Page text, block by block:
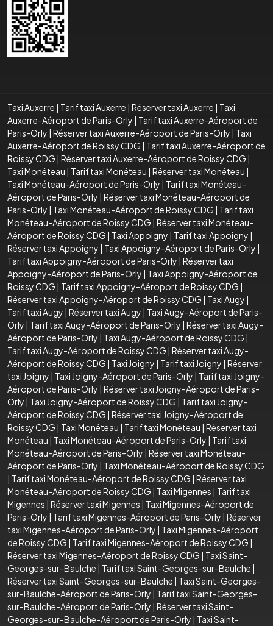
Taxi Auxerre | Tarif taxi Auxerre | Réserver taxi Auxerre | Taxi
Auxerre-Aéroport de Paris-Orly | Tarif taxi Auxerre-Aéroport de
Paris-Orly | Réserver taxi Auxerre-Aéroport de Paris-Orly | Taxi
Auxerre-Aéroport de Roissy CDG | Tarif taxi Auxerre-Aéroport de
Roissy CDG | Réserver taxi Auxerre-Aéroport de Roissy CDG |
Taxi Monéteau | Tarif taxi Monéteau | Réserver taxi Monéteau |
Taxi Monéteau-Aéroport de Paris-Orly | Tarif taxi Monéteau-
Aéroport de Paris-Orly | Réserver taxi Monéteau-Aéroport de
Paris-Orly | Taxi Monéteau-Aéroport de Roissy CDG | Tarif taxi
Monéteau-Aéroport de Roissy CDG | Réserver taxi Monéteau-
Aéroport de Roissy CDG | Taxi Appoigny | Tarif taxi Appoigny |
Réserver taxi Appoigny | Taxi Appoigny-Aéroport de Paris-Orly |
Tarif taxi Appoigny-Aéroport de Paris-Orly | Réserver taxi
Appoigny-Aéroport de Paris-Orly | Taxi Appoigny-Aéroport de
Roissy CDG | Tarif taxi Appoigny-Aéroport de Roissy CDG |
Réserver taxi Appoigny-Aéroport de Roissy CDG | Taxi Augy |
Tarif taxi Augy | Réserver taxi Augy | Taxi Augy-Aéroport de Paris-
Orly | Tarif taxi Augy-Aéroport de Paris-Orly | Réserver taxi Augy-
Aéroport de Paris-Orly | Taxi Augy-Aéroport de Roissy CDG |
Tarif taxi Augy-Aéroport de Roissy CDG | Réserver taxi Augy-
Aéroport de Roissy CDG | Taxi Joigny | Tarif taxi Joigny | Réserver
taxi Joigny | Taxi Joigny-Aéroport de Paris-Orly | Tarif taxi Joigny-
Aéroport de Paris-Orly | Réserver taxi Joigny-Aéroport de Paris-
Orly | Taxi Joigny-Aéroport de Roissy CDG | Tarif taxi Joigny-
Aéroport de Roissy CDG | Réserver taxi Joigny-Aéroport de
Roissy CDG | Taxi Monéteau | Tarif taxi Monéteau | Réserver taxi
Monéteau | Taxi Monéteau-Aéroport de Paris-Orly | Tarif taxi
Monéteau-Aéroport de Paris-Orly | Réserver taxi Monéteau-
Aéroport de Paris-Orly | Taxi Monéteau-Aéroport de Roissy CDG
| Tarif taxi Monéteau-Aéroport de Roissy CDG | Réserver taxi
Monéteau-Aéroport de Roissy CDG | Taxi Migennes | Tarif taxi
Migennes | Réserver taxi Migennes | Taxi Migennes-Aéroport de
Paris-Orly | Tarif taxi Migennes-Aéroport de Paris-Orly | Réserver
taxi Migennes-Aéroport de Paris-Orly | Taxi Migennes-Aéroport
de Roissy CDG | Tarif taxi Migennes-Aéroport de Roissy CDG |
Réserver taxi Migennes-Aéroport de Roissy CDG | Taxi Saint-
Georges-sur-Baulche | Tarif taxi Saint-Georges-sur-Baulche |
Réserver taxi Saint-Georges-sur-Baulche | Taxi Saint-Georges-
sur-Baulche-Aéroport de Paris-Orly | Tarif taxi Saint-Georges-
sur-Baulche-Aéroport de Paris-Orly | Réserver taxi Saint-
Georges-sur-Baulche-Aéroport de Paris-Orly | Taxi Saint-